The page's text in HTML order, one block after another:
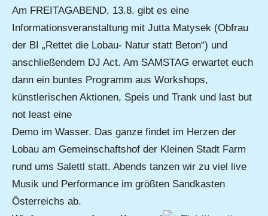
Am FREITAGABEND, 13.8. gibt es eine
Informationsveranstaltung mit Jutta Matysek (Obfrau
der BI „Rettet die Lobau- Natur statt Beton“) und
anschließendem DJ Act. Am SAMSTAG erwartet euch
dann ein buntes Programm aus Workshops,
künstlerischen Aktionen, Speis und Trank und last but
not least eine
Demo im Wasser. Das ganze findet im Herzen der
Lobau am Gemeinschaftshof der Kleinen Stadt Farm
rund ums Salettl statt. Abends tanzen wir zu viel live
Musik und Performance im größten Sandkasten
Österreichs ab.